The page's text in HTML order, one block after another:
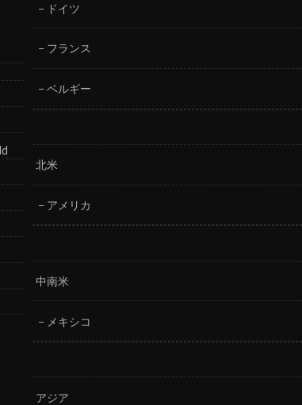
ドイツ
フランス
ベルギー
北米
アメリカ
中南米
メキシコ
アジア